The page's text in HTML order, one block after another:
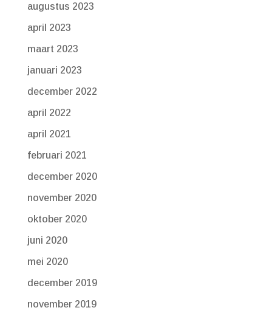
augustus 2023
april 2023
maart 2023
januari 2023
december 2022
april 2022
april 2021
februari 2021
december 2020
november 2020
oktober 2020
juni 2020
mei 2020
december 2019
november 2019